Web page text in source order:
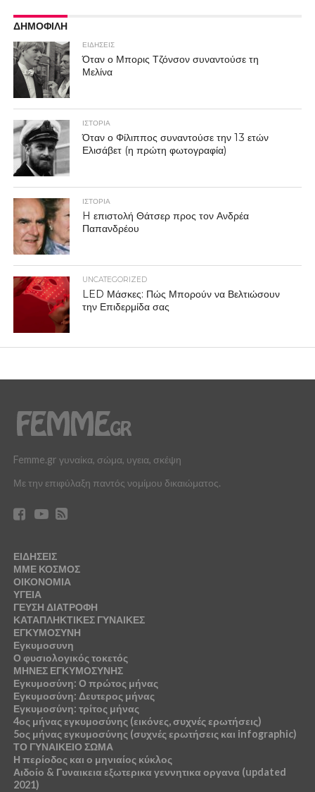
ΔΗΜΟΦΙΛΗ
ΕΙΔΗΣΕΙΣ
Όταν ο Μπορις Τζόνσον συναντούσε τη
Μελίνα
ΙΣΤΟΡΙΑ
Όταν ο Φίλιππος συναντούσε την 13 ετών
Ελισάβετ (η πρώτη φωτογραφία)
ΙΣΤΟΡΙΑ
H επιστολή Θάτσερ προς τον Ανδρέα
Παπανδρέου
UNCATEGORIZED
LED Μάσκες: Πώς Μπορούν να Βελτιώσουν
την Επιδερμίδα σας
Femme.gr γυναίκα, σώμα, υγεια, σκέψη
Με την επιφύλαξη παντός νομίμου δικαιώματος.
ΕΙΔΗΣΕΙΣ
ΜΜΕ ΚΟΣΜΟΣ
ΟΙΚΟΝΟΜΙΑ
ΥΓΕΙΑ
ΓΕΥΣΗ ΔΙΑΤΡΟΦΗ
ΚΑΤΑΠΛΗΚΤΙΚΕΣ ΓΥΝΑΙΚΕΣ
ΕΓΚΥΜΟΣΥΝΗ
Εγκυμοσυνη
Ο φυσιολογικός τοκετός
ΜΗΝΕΣ ΕΓΚΥΜΟΣΥΝΗΣ
Εγκυμοσύνη: Ο πρώτος μήνας
Εγκυμοσύνη: Δευτερος μήνας
Εγκυμοσύνη: τρίτος μήνας
4ος μήνας εγκυμοσύνης (εικόνες, συχνές ερωτήσεις)
5ος μήνας εγκυμοσύνης (συχνές ερωτήσεις και infographic)
ΤΟ ΓΥΝΑΙΚΕΙΟ ΣΩΜΑ
Η περίοδος και ο μηνιαίος κύκλος
Αιδοίο & Γυναικεια εξωτερικα γεννητικα οργανα (updated
2021)